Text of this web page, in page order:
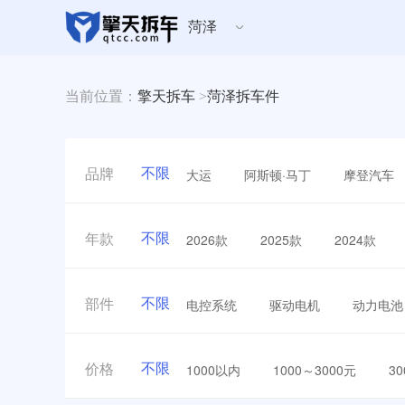
菏泽
当前位置： 擎天拆车 >菏泽拆车件
品牌 不限 大运 阿斯顿·马丁 摩登汽车
年款 不限 2026款 2025款 2024款
部件 不限 电控系统 驱动电机 动力电池
价格 不限 1000以内 1000～3000元